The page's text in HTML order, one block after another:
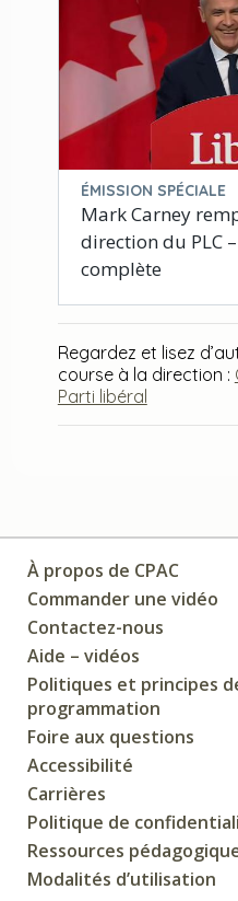
ÉMISSION SPÉCIALE
Mark Carney
direction du PLC
complète
Regardez et lisez
course à la direction :
Parti libéral
À propos de CPAC
Commander une vidéo
Contactez-nous
Aide – vidéos
Politiques et principes
programmation
Foire aux questions
Accessibilité
Carrières
Politique de
Ressources
Modalités d’utilisation